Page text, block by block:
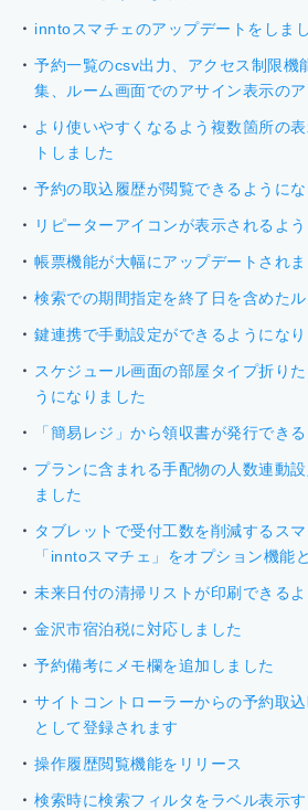
inntoスマチェのアップデートをしま
予約一覧のcsv出力、アクセス制限機
集、ルーム画面でのアサイン表示の
より使いやすくなるよう複数箇所の
トしました
予約の取込履歴が閲覧できるように
リピーターアイコンが表示されるよ
帳票機能が大幅にアップデートされ
検索での期間指定を終了日を含めた
鍵連携で手動設定ができるようにな
スケジュール画面の部屋タイプ折り
うになりました
「簡易レジ」から領収書が発行でき
プランに含まれる手配物の人数連動
ました
タブレットで受付工数を削減するス
「inntoスマチェ」をオプション機能
未来日付の清掃リストが印刷できる
金沢市宿泊税に対応しました
予約備考にメモ欄を追加しました
サイトコントローラーからの予約取
として登録されます
操作履歴閲覧機能をリリース
検索時に検索フィルタをラベル表示